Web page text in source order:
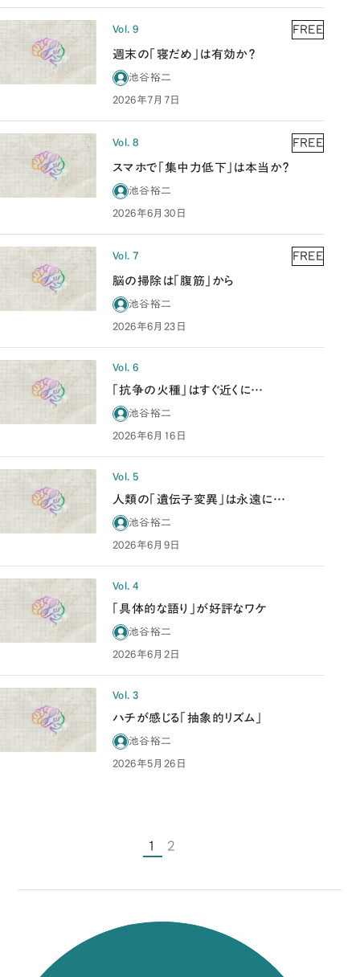
Vol. 9 FREE
週末の「寝だめ」は有効か？
池谷裕二
2026年7月7日
Vol. 8 FREE
スマホで「集中力低下」は本当か？
池谷裕二
2026年6月30日
Vol. 7 FREE
脳の掃除は「腹筋」から
池谷裕二
2026年6月23日
Vol. 6
「抗争の火種」はすぐ近くに…
池谷裕二
2026年6月16日
Vol. 5
人類の「遺伝子変異」は永遠に…
池谷裕二
2026年6月9日
Vol. 4
「具体的な語り」が好評なワケ
池谷裕二
2026年6月2日
Vol. 3
ハチが感じる「抽象的リズム」
池谷裕二
2026年5月26日
1 2